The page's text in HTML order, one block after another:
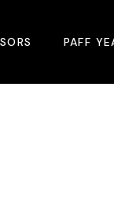
PAFF